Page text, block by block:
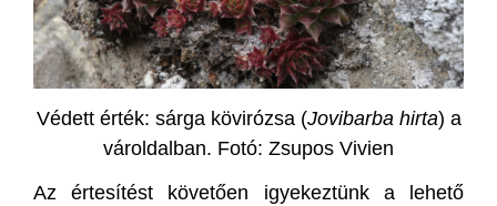
Védett érték: sárga kövirózsa (Jovibarba hirta) a
vároldalban. Fotó: Zsupos Vivien
Az értesítést követően igyekeztünk a lehető